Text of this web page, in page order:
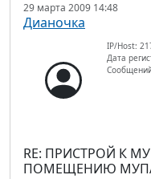
29 марта 2009 14:48
Дианочка
IP/Host:
Дата
RE: ПРИСТРОЙ К
ПОМЕЩЕНИЮ